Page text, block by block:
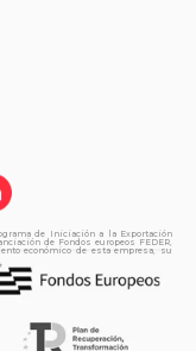
de Iniciación a la Exportación
de Fondos europeos FEDER,
económico de esta empresa, su